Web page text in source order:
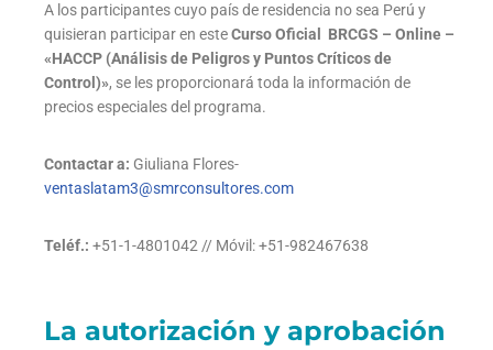
A los participantes cuyo país de residencia no sea Perú y
quisieran participar en esteCurso Oficial BRCGS – Online –
«HACCP (Análisis de Peligros y Puntos Críticos de
Control)», se les proporcionará toda la información de
precios especiales del programa.
Contactar a: Giuliana Flores-
ventaslatam3@smrconsultores.com
Teléf.: +51-1-4801042 // Móvil: +51-982467638
La autorización y aprobación